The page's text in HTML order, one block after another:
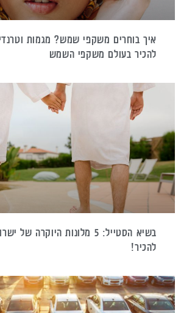
איך בוחרים משקפי שמש? מגמות
להכיר בעולם משקפי השמש
בשיא הסטייל: 5 מלונות
להכיר!